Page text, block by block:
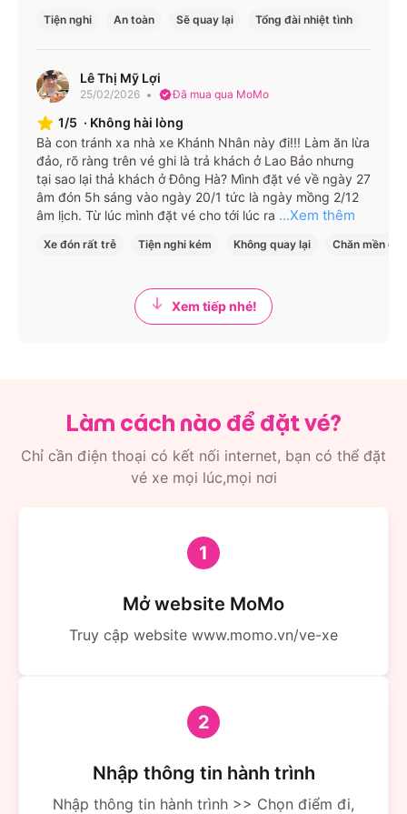
Tiện nghi An toàn Sẽ quay lại Tổng đài nhiệt tình
Lê Thị Mỹ Lợi
25/02/2026 Đã mua qua MoMo
1/5 · Không hài lòng
Bà con tránh xa nhà xe Khánh Nhân này đi!!! Làm ăn lừa
đảo, rõ ràng trên vé ghi là trả khách ở Lao Bảo nhưng
tại sao lại thả khách ở Đông Hà? Mình đặt vé về ngày 27
âm đón 5h sáng vào ngày 20/1 tức là ngày mồng 2/12
âm lịch. Từ lúc mình đặt vé cho tới lúc ra ...Xem thêm
Xe đón rất trễ Tiện nghi kém Không quay lại Chăn mền dơ
Xem tiếp nhé!
Làm cách nào để đặt vé?
Chỉ cần điện thoại có kết nối internet, bạn có thể đặt
vé xe mọi lúc,mọi nơi
1
Mở website MoMo
Truy cập website www.momo.vn/ve-xe
2
Nhập thông tin hành trình
Nhập thông tin hành trình >> Chọn điểm đi,